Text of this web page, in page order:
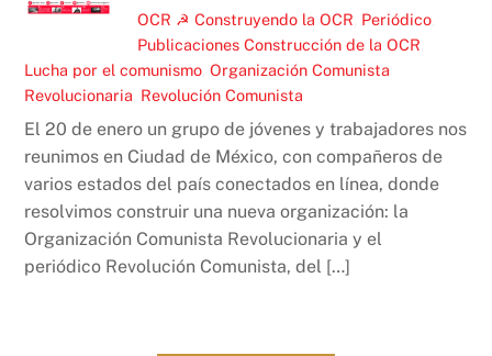
OCR ☭ Construyendo la OCR Periódico
Publicaciones Construcción de la OCR
Lucha por el comunismo ,Organización Comunista
Revolucionaria Revolución Comunista
El 20 de enero un grupo de jóvenes y trabajadores nos
reunimos en Ciudad de México, con compañeros de
varios estados del país conectados en línea, donde
resolvimos construir una nueva organización: la
Organización Comunista Revolucionaria y el
periódico Revolución Comunista, del […]